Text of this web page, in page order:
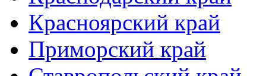
Красноярский край
Приморский край